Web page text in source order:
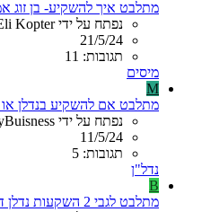
מתלבט איך להשקיע- בן זוג
נפתח על ידי Eli Kopter
21/5/24
תגובות: 11
מיסים
M
מתלבט אם להשקיע בנדלן
נפתח על ידי MonkeyBuisness
11/5/24
תגובות: 5
נדל"ן
B
מתלבט לגבי 2 השקעות נדלן דומות